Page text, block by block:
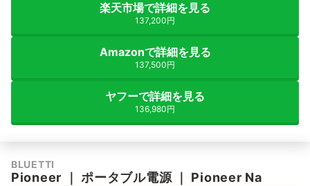
楽天市場で詳細を見る
137,200円
Amazonで詳細を見る
137,500円
ヤフーで詳細を見る
136,980円
BLUETTI
Pioneer ｜ポータブル電源｜ Pioneer Na